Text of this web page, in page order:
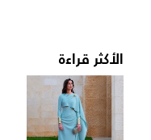
الأكثر قراءة